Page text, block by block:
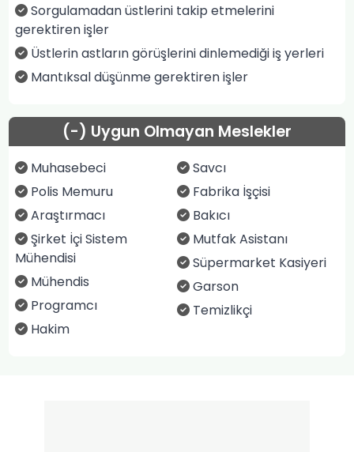
Sorgulamadan üstlerini takip etmelerini
gerektiren işler
Üstlerin astların görüşlerini dinlemediği iş yerleri
Mantıksal düşünme gerektiren işler
(-) Uygun Olmayan Meslekler
Muhasebeci
Polis Memuru
Araştırmacı
Şirket İçi Sistem
Mühendisi
Mühendis
Programcı
Hakim
Savcı
Fabrika İşçisi
Bakıcı
Mutfak Asistanı
Süpermarket Kasiyeri
Garson
Temizlikçi